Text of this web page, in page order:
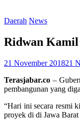
Daerah News
Ridwan Kamil
21 November 201821
Terasjabar.co –
pembangunan yang
“Hari ini secara resmi
proyek di di Jawa